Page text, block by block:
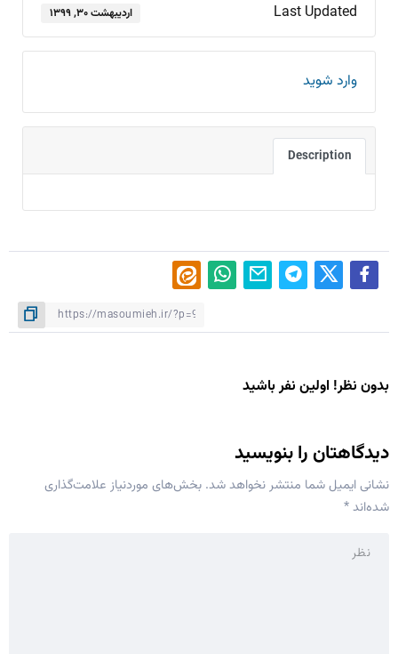
Last Updated اردیبهشت ۳۰, ۱۳۹۹
وارد شوید
Description
بدون نظر! اولین نفر باشید
دیدگاهتان را بنویسید
نشانی ایمیل شما منتشر نخواهد شد. بخش‌های موردنیاز علامت‌گذاری
شده‌اند*